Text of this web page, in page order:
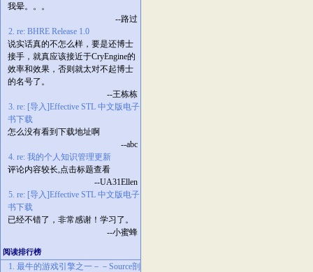
我晕。。。
--路过
2. re: BHRE Release 1.0
说实话真的不怎么样，要是还博士
接手，就真应该接近于CryEngine的
效率和效果，否则就太对不起博士
的名号了。
--王栋栋
3. re: [导入]Effective STL 中文版电子
书下载
怎么没有看到下载地址啊
--abc
4. re: 我的个人知识管理更新
评论内容较长,点击标题查看
--UA31Ellen
5. re: [导入]Effective STL 中文版电子
书下载
已经不错了，非常感谢！学习了。
--小蜜蜂
阅读排行榜
1. 最牛的游戏引擎之一－－Source剖